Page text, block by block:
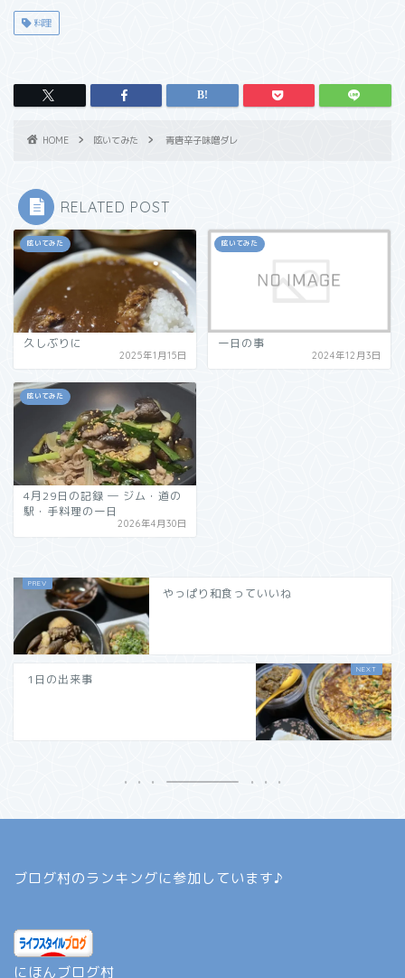
料理
HOME 呟いてみた 青唐辛子味噌ダレ
RELATED POST
呟いてみた
久しぶりに
2025年1月15日
呟いてみた
一日の事
2024年12月3日
呟いてみた
4月29日の記録 ― ジム・道の
駅・手料理の一日
2026年4月30日
やっぱり和食っていいね
1日の出来事
ブログ村のランキングに参加しています♪
にほんブログ村